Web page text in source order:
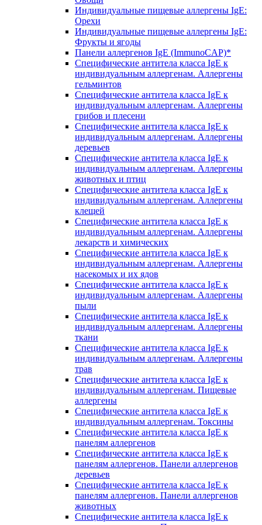
Индивидуальные пищевые аллергены IgE:
Орехи
Индивидуальные пищевые аллергены IgE:
Фрукты и ягоды
Панели аллергенов IgE (ImmunoCAP)*
Специфические антитела класса IgE к
индивидуальным аллергенам. Аллергены
гельминтов
Специфические антитела класса IgE к
индивидуальным аллергенам. Аллергены
грибов и плесени
Специфические антитела класса IgE к
индивидуальным аллергенам. Аллергены
деревьев
Специфические антитела класса IgE к
индивидуальным аллергенам. Аллергены
животных и птиц
Специфические антитела класса IgE к
индивидуальным аллергенам. Аллергены
клещей
Специфические антитела класса IgE к
индивидуальным аллергенам. Аллергены
лекарств и химических
Специфические антитела класса IgE к
индивидуальным аллергенам. Аллергены
насекомых и их ядов
Специфические антитела класса IgE к
индивидуальным аллергенам. Аллергены
пыли
Специфические антитела класса IgE к
индивидуальным аллергенам. Аллергены
ткани
Специфические антитела класса IgE к
индивидуальным аллергенам. Аллергены
трав
Специфические антитела класса IgE к
индивидуальным аллергенам. Пищевые
аллергены
Специфические антитела класса IgE к
индивидуальным аллергенам. Токсины
Специфические антитела класса IgE к
панелям аллергенов
Специфические антитела класса IgE к
панелям аллергенов. Панели аллергенов
деревьев
Специфические антитела класса IgE к
панелям аллергенов. Панели аллергенов
животных
Специфические антитела класса IgE к